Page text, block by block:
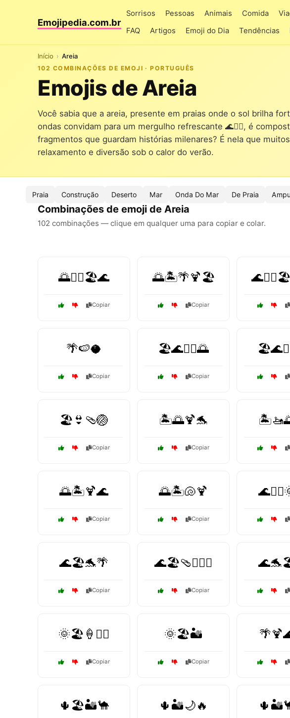
Emojipedia.com.br
Sorrisos Pessoas Animais Comida
FAQ
Artigos Emoji do Dia Tendências
Início Areia
102 COMBINAÇÕES DE EMOJI · PORTUGUÊS
Emojis de Areia
Você sabia que a areia, presente em praias onde o sol brilha
ondas convidam para um mergulho refrescante 🌊🏊‍♂️, é
fragmentos que guardam histórias milenares? É nela que
relaxamento e diversão sob o calor do verão.
Praia Construção Deserto Mar Onda Do Mar De Praia
Combinações de emoji de Areia
102 combinações — clique em qualquer uma para copiar e colar.
🌅🏄‍♂️🏖️🌊
Copiar
🌅🏝️🌴🍹🏖️
Copiar
🌴🍉🥥
Copiar
🏖️🌊🏊‍♂️🌅
Copiar
🏖️👙🩴🏐
Copiar
🏝️🌅🍹🐬
Copiar
🌅🏝️🍹🌊
Copiar
🌅🏝️🐚🍹
Copiar
🌊🏖️🐬🌴
Copiar
🌊🏖️🩴🏊‍♀️🐚
Copiar
🌞🏖️🍦🏊‍♂️
Copiar
🌞🏖️🏜️
Copiar
🌵🏖️🏜️🐪 🌵🏜️🌙🔥